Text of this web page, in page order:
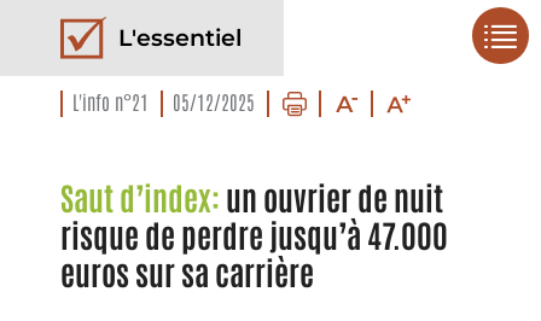
L'essentiel
L'info n°21 05/12/2025
Saut d’index: un ouvrier de nuit
risque de perdre jusqu’à 47.000
euros sur sa carrière